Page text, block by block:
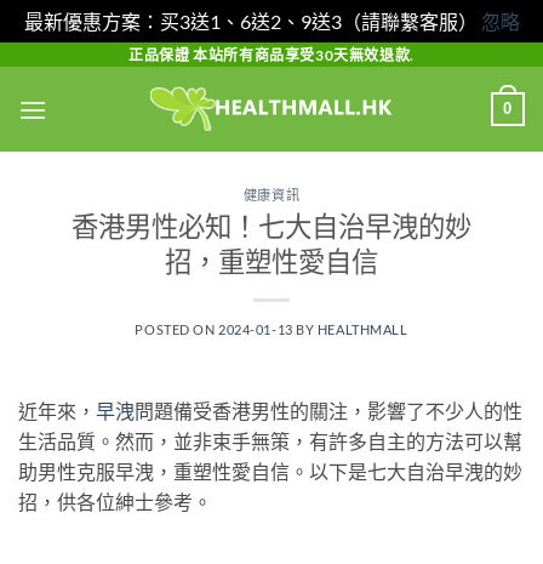
最新優惠方案：买3送1、6送2、9送3（請聯繫客服） 忽略
content
正品保證 本站所有商品享受30天無效退款.
0
健康資訊
香港男性必知！七大自治早洩的妙
招，重塑性愛自信
POSTED ON 2024-01-13 BY HEALTHMALL
近年來， 早洩問題備受香港男性的關注，影響了不少人的性
生活品質。然而，並非束手無策，有許多自主的方法可以幫
助男性克服早洩，重塑性愛自信。以下是七大自治早洩的妙
招，供各位紳士參考。